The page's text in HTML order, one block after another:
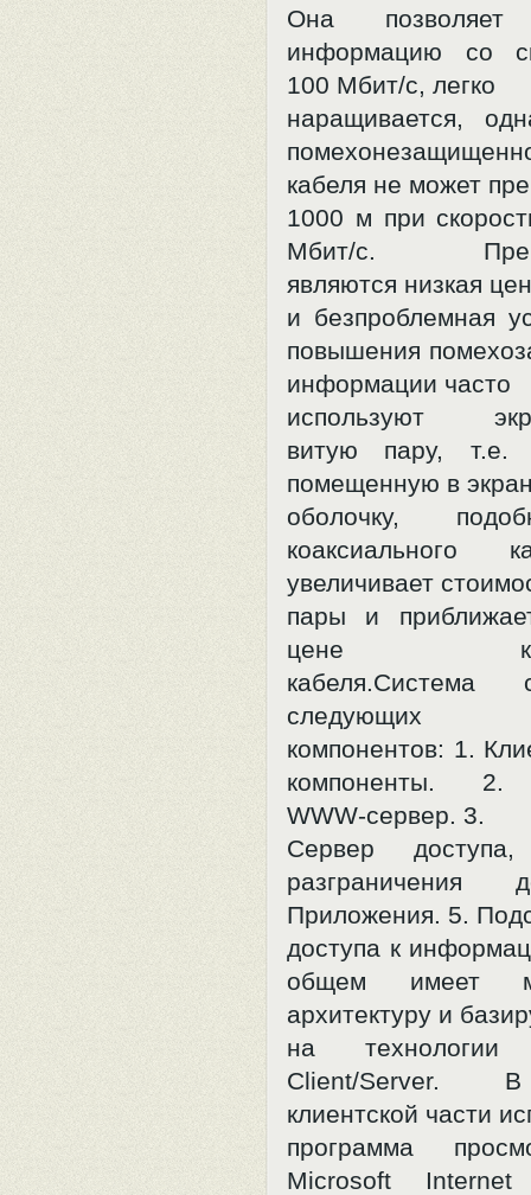
Она позволяет
информацию со
100 Мбит/с, легко
наращивается,
кабеля не может
1000 м при
Мбит/с.
являются низкая
и безпроблемная
повышения
информации часто
используют
витую пару, т.е.
помещенную в
оболочку,
коаксиального
увеличивает
пары и
цене
кабеля.Система
следующих
компонентов: 1.
компоненты. 2.
WWW-сервер. 3.
Сервер доступа,
разграничения
Приложения. 5.
доступа к
общем имеет
архитектуру и
на технологии
Client/Server.
клиентской части
программа
Microsoft